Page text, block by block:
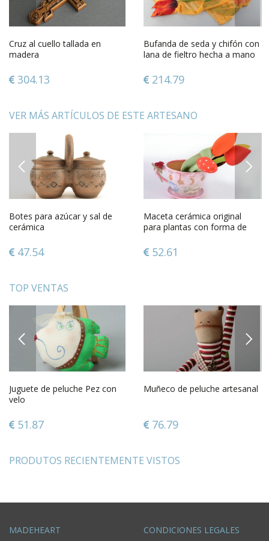
Cruz al cuello tallada en
madera
304.13
Bufanda de seda y chifón con
lana de fieltro hecha a mano
214.79
VER MÁS ARTÍCULOS DE ESTE ARTESANO
PREVIOUS
Botes para azúcar y sal de
cerámica
47.54
Maceta cerámica original
para plantas con forma de
52.61
NEXT
TOP VENTAS
PREVIOUS
Juguete de peluche Pez con
velo
51.87
Muñeco de peluche artesanal
76.79
NEXT
PRODUTOS RECIENTEMENTE VISTOS
MADEHEART CONDICIONES LEGALES